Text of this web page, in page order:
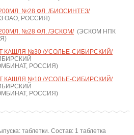
№28 ФЛ. /БИОСИНТЕЗ/
ОАО, РОССИЯ)
№28 ФЛ. /ЭСКОМ/(ЭСКОМ НПК
КАШЛЯ №30 /УСОЛЬЕ-СИБИРСКИЙ/
РОССИЯ)
КАШЛЯ №10 /УСОЛЬЕ-СИБИРСКИЙ/
РОССИЯ)
таблетки. Состав: 1 таблетка